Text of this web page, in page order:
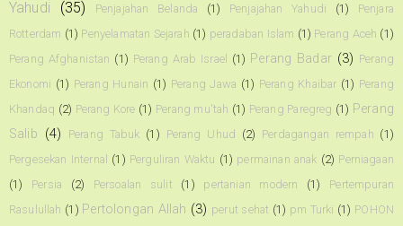
Yahudi
(35) Penjajahan Belanda (1) Penjajahan Yahudi (1)
Penjara
Rotterdam (1) Penyelamatan Sejarah (1) peradaban Islam (1) Perang Aceh (1)
Perang Afghanistan (1) Perang Arab Israel (1) Perang Badar (3) Perang
Ekonomi (1) Perang Hunain (1) Perang Jawa (1) Perang Khaibar (1) Perang
Khandaq (2) Perang Kore (1) Perang mu'tah (1) Perang Paregreg (1) Perang
Salib (4) Perang Tabuk (1) Perang Uhud (2) Perdagangan rempah (1)
Pergesekan Internal (1) Perguliran Waktu (1) permainan anak (2) Perniagaan
(1)
Persia (2) Persoalan sulit (1) pertanian modern (1)
Pertempuran
Rasulullah (1) Pertolongan Allah (3) perut sehat (1) pm Turki (1) POHON